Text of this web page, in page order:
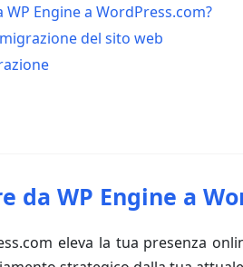
Engine a WordPress.com?
del sito web
da WP Engine a
eleva la tua presenza